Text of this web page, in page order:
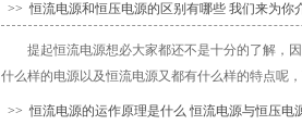
>> 恒流电源和恒压电源的区别有哪些 我们来为你
提起恒流电源想必大家都还不是十分的了解，
什么样的电源以及恒流电源又都有什么样的特点呢
>> 恒流电源的运作原理是什么 恒流电源与恒压电